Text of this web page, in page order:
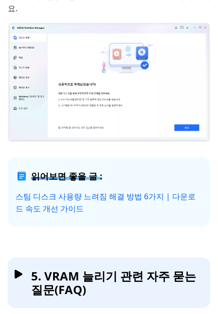
요.
읽어보면 좋을 글 :
스팀 디스크 사용량 느려짐 해결 방법 6가지 | 다운로
드 속도 개선 가이드
5. VRAM 늘리기 관련 자주 묻는
질문(FAQ)